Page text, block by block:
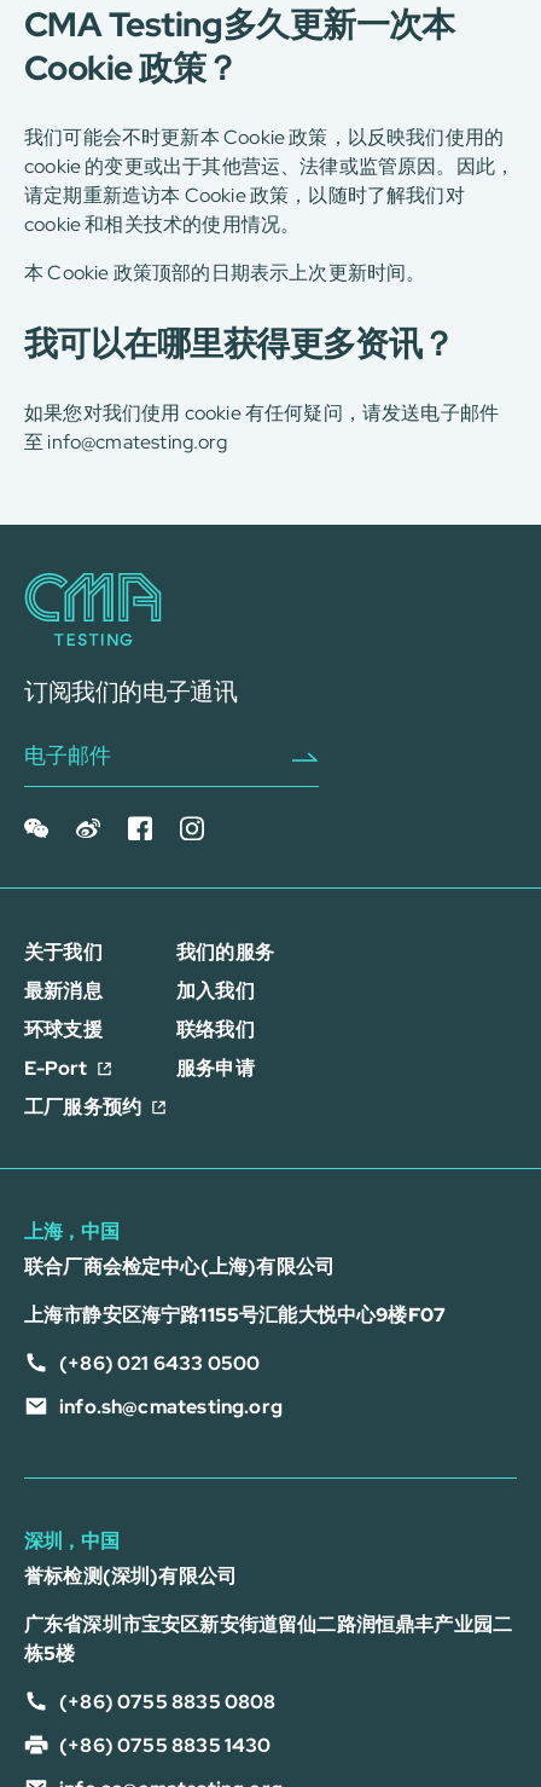
CMA Testing多久更新一次本
Cookie 政策？
我们可能会不时更新本 Cookie 政策，以反映我们使用的
cookie 的变更或出于其他营运、法律或监管原因。因此，
请定期重新造访本 Cookie 政策，以随时了解我们对
cookie 和相关技术的使用情况。
本 Cookie 政策顶部的日期表示上次更新时间。
我可以在哪里获得更多资讯？
如果您对我们使用 cookie 有任何疑问，请发送电子邮件
至 info@cmatesting.org
订阅我们的电子通讯
关于我们
我们的服务
最新消息
加入我们
环球支援
联络我们
E-Port
服务申请
工厂服务预约
上海，中国
联合厂商会检定中心(上海)有限公司
上海市静安区海宁路1155号汇能大悦中心9楼F07
(+86) 021 6433 0500
info.sh@cmatesting.org
深圳，中国
誉标检测(深圳)有限公司
广东省深圳市宝安区新安街道留仙二路润恒鼎丰产业园二
栋5楼
(+86) 0755 8835 0808
(+86) 0755 8835 1430